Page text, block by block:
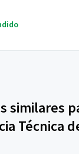
similares
Técnica